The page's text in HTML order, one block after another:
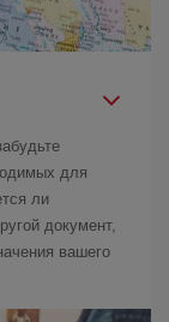
для
ли
документ,
вашего